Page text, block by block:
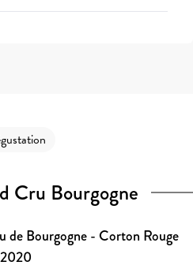
Cru Bourgogne
Bourgogne - Corton Rouge
2020